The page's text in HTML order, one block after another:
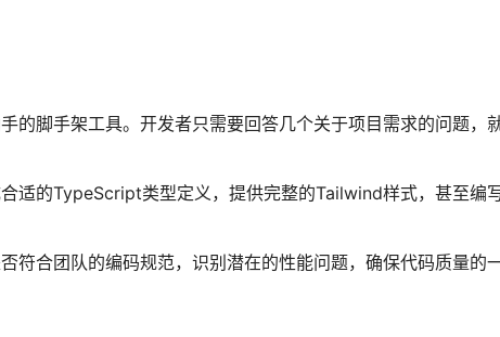
的脚手架工具。开发者只需要回答几个关于项目需求的问题，
适的TypeScript类型定义，提供完整的Tailwind样式，甚至编
符合团队的编码规范，识别潜在的性能问题，确保代码质量的